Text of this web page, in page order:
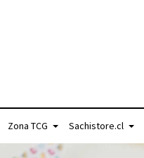
Zona TCG Sachistore.cl